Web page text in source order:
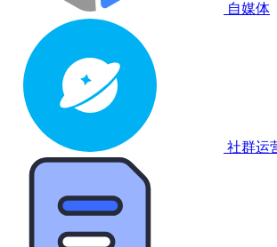
自媒体
社群运